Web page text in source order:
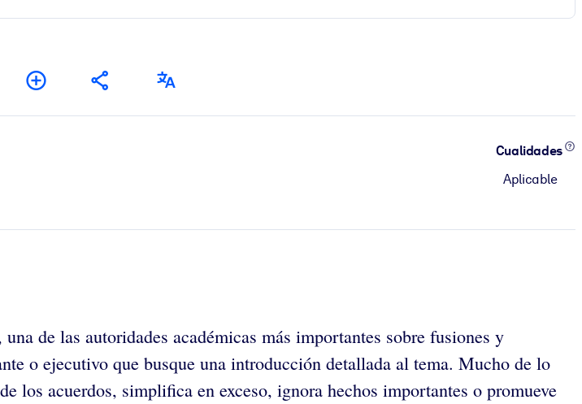
Cualidades
Aplicable
de las autoridades académicas más importantes sobre fusiones y
o ejecutivo que busque una introducción detallada al tema. Mucho de lo
los acuerdos, simplifica en exceso, ignora hechos importantes o promueve